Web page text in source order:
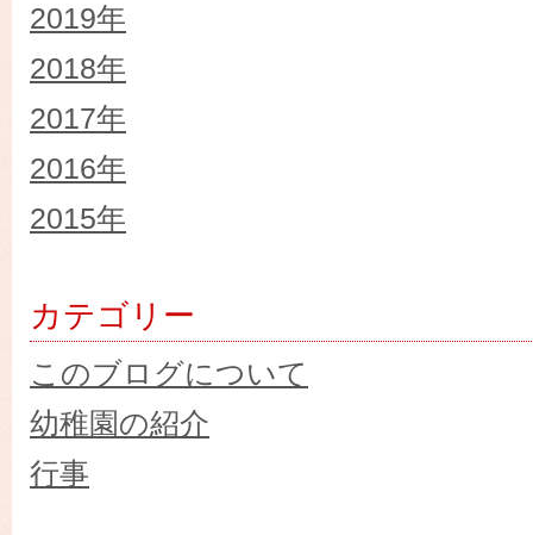
2019年
2018年
2017年
2016年
2015年
カテゴリー
このブログについて
幼稚園の紹介
行事